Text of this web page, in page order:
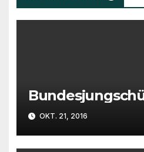
OKT. 21, 2016